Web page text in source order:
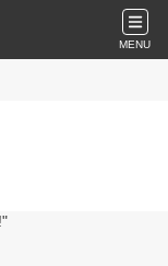
MENU